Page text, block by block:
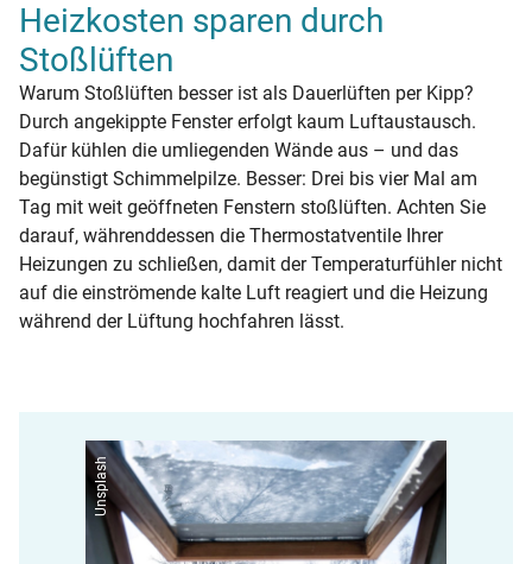
Heizkosten sparen durch
Stoßlüften
Warum Stoßlüften besser ist als Dauerlüften per Kipp?
Durch angekippte Fenster erfolgt kaum Luftaustausch.
Dafür kühlen die umliegenden Wände aus – und das
begünstigt Schimmelpilze. Besser: Drei bis vier Mal am
Tag mit weit geöffneten Fenstern stoßlüften. Achten Sie
darauf, währenddessen die Thermostatventile Ihrer
Heizungen zu schließen, damit der Temperaturfühler nicht
auf die einströmende kalte Luft reagiert und die Heizung
während der Lüftung hochfahren lässt.
Unsplash